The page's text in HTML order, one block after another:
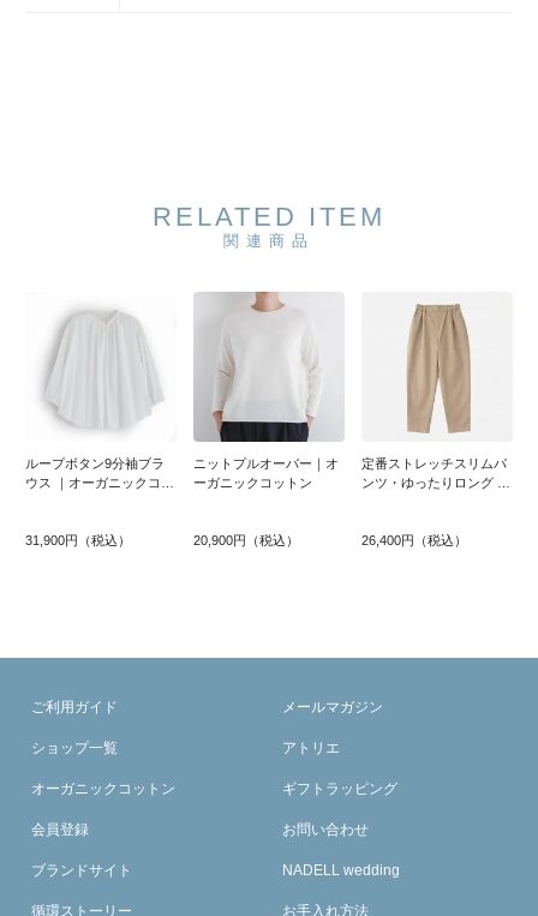
RELATED ITEM
関連商品
ループボタン9分袖ブラ
ウス ｜オーガニックコッ
31,900円（税込）
ニットプルオーバー｜オ
ーガニックコットン
20,900円（税込）
定番ストレッチスリムパ
ンツ・ゆったりロング ｜
26,400円（税込）
ご利用ガイド
ショップ一覧
オーガニックコットン
会員登録
ブランドサイト
循環ストーリー
メールマガジン
アトリエ
ギフトラッピング
お問い合わせ
NADELL wedding
お手入れ方法